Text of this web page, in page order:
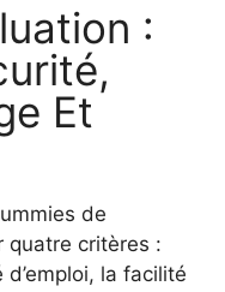
:
Et
de
quatre critères :
la facilité